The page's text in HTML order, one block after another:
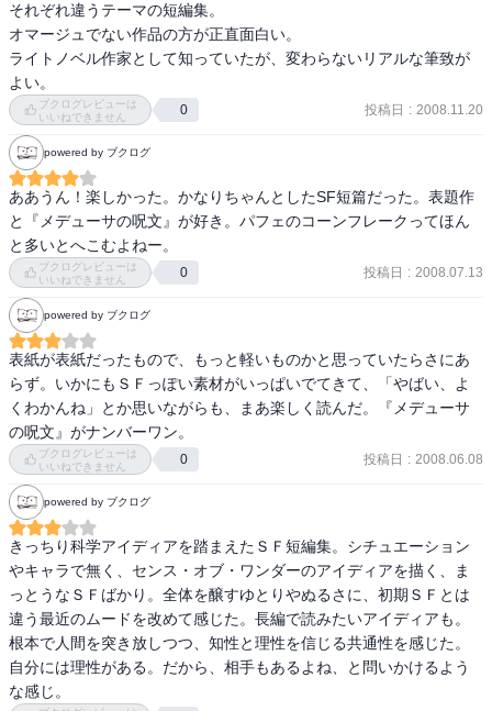
それぞれ違うテーマの短編集。
オマージュでない作品の方が正直面白い。
ライトノベル作家として知っていたが、変わらないリアルな筆致が
よい。
ブクログレビューは
いいねできません
0 投稿日 : 2008.11.20
powered by ブクログ
ああうん！楽しかった。かなりちゃんとしたSF短篇だった。表題作
と『メデューサの呪文』が好き。パフェのコーンフレークってほん
と多いとへこむよねー。
ブクログレビューは
いいねできません
0 投稿日 : 2008.07.13
powered by ブクログ
表紙が表紙だったもので、もっと軽いものかと思っていたらさにあ
らず。いかにもＳＦっぽい素材がいっぱいでてきて、「やばい、よ
くわかんね」とか思いながらも、まあ楽しく読んだ。『メデューサ
の呪文』がナンバーワン。
ブクログレビューは
いいねできません
0 投稿日 : 2008.06.08
powered by ブクログ
きっちり科学アイディアを踏まえたＳＦ短編集。シチュエーション
やキャラで無く、センス・オブ・ワンダーのアイディアを描く、ま
っとうなＳＦばかり。全体を醸すゆとりやぬるさに、初期ＳＦとは
違う最近のムードを改めて感じた。長編で読みたいアイディアも。
根本で人間を突き放しつつ、知性と理性を信じる共通性を感じた。
自分には理性がある。だから、相手もあるよね、と問いかけるよう
な感じ。